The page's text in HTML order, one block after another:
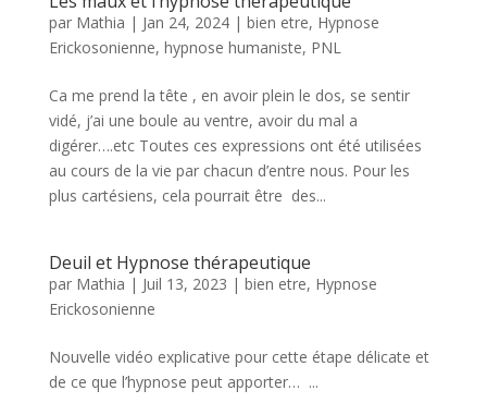
par Mathia | Jan 24, 2024| bien etre, Hypnose
Erickosonienne, hypnose humaniste, PNL
Ca me prend la tête , en avoir plein le dos, se sentir
vidé, j’ai une boule au ventre, avoir du mal a
digérer….etc Toutes ces expressions ont été utilisées
au cours de la vie par chacun d’entre nous. Pour les
plus cartésiens, cela pourrait être des...
Deuil et Hypnose thérapeutique
par Mathia | Juil 13, 2023 | bien etre, Hypnose
Erickosonienne
Nouvelle vidéo explicative pour cette étape délicate et
de ce que l’hypnose peut apporter… ...